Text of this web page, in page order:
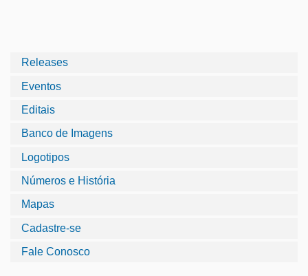
Releases
Eventos
Editais
Banco de Imagens
Logotipos
Números e História
Mapas
Cadastre-se
Fale Conosco